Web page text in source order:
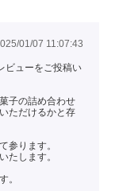
01/07 11:07:43
ビューをご投稿い
子の詰め合わせ
ただけるかと存
参ります。
たします。
。